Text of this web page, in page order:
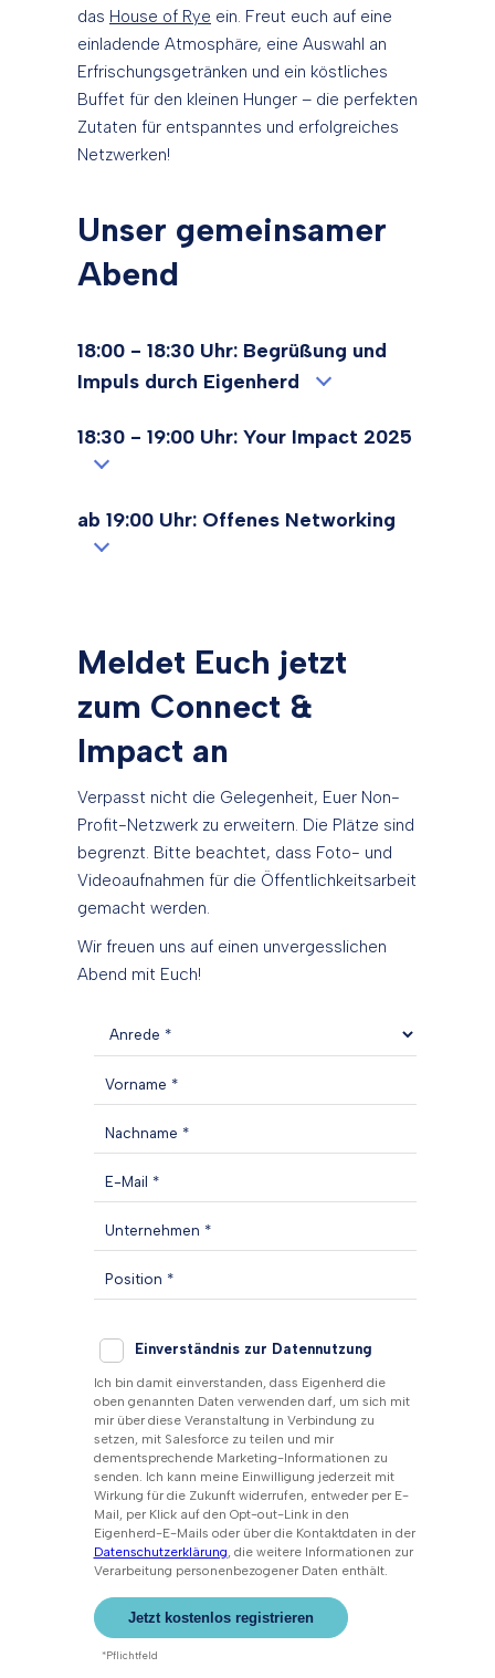
das House of Rye ein. Freut euch auf eine
einladende Atmosphäre, eine Auswahl an
Erfrischungsgetränken und ein köstliches
Buffet für den kleinen Hunger – die perfekten
Zutaten für entspanntes und erfolgreiches
Netzwerken!
Unser gemeinsamer
Abend
18:00 - 18:30 Uhr: Begrüßung und
Impuls durch Eigenherd
18:30 - 19:00 Uhr: Your Impact 2025
ab 19:00 Uhr: Offenes Networking
Meldet Euch jetzt
zum Connect &
Impact an
Verpasst nicht die Gelegenheit, Euer Non-
Profit-Netzwerk zu erweitern. Die Plätze sind
begrenzt. Bitte beachtet, dass Foto- und
Videoaufnahmen für die Öffentlichkeitsarbeit
gemacht werden.
Wir freuen uns auf einen unvergesslichen
Abend mit Euch!